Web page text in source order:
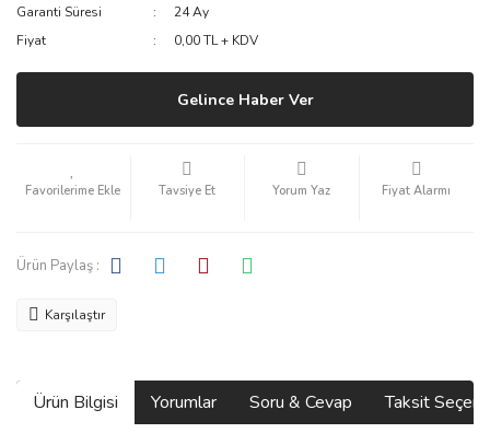
Garanti Süresi
24 Ay
Fiyat
0,00 TL + KDV
Gelince Haber Ver
Tavsiye Et Yorum Yaz Fiyat Alarmı
Ürün Paylaş :
Karşılaştır
Ürün Bilgisi Yorumlar Soru & Cevap Taksit